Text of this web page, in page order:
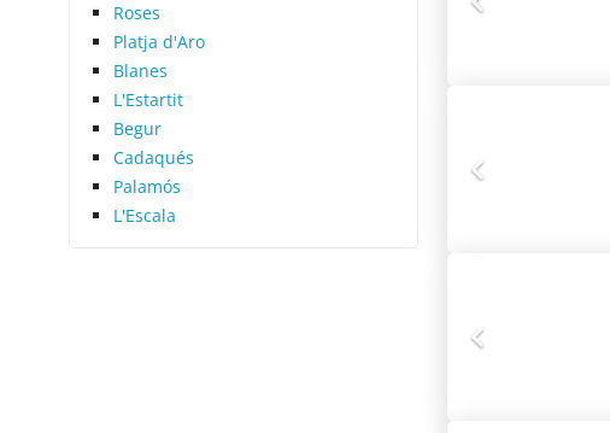
Roses
Platja d'Aro
Blanes
L'Estartit
Begur
Cadaqués
Palamós
L'Escala